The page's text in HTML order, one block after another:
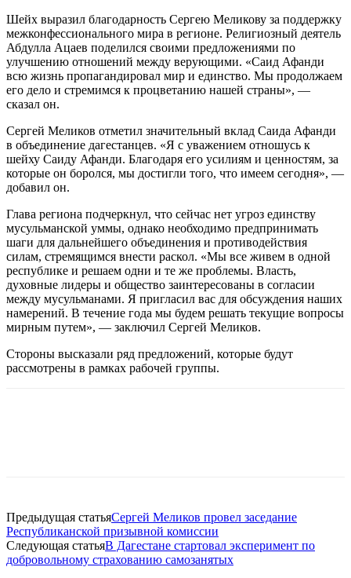
Шейх выразил благодарность Сергею Меликову за поддержку
межконфессионального мира в регионе. Религиозный деятель
Абдулла Ацаев поделился своими предложениями по
улучшению отношений между верующими. «Саид Афанди
всю жизнь пропагандировал мир и единство. Мы продолжаем
его дело и стремимся к процветанию нашей страны», —
сказал он.
Сергей Меликов отметил значительный вклад Саида Афанди
в объединение дагестанцев. «Я с уважением отношусь к
шейху Саиду Афанди. Благодаря его усилиям и ценностям, за
которые он боролся, мы достигли того, что имеем сегодня», —
добавил он.
Глава региона подчеркнул, что сейчас нет угроз единству
мусульманской уммы, однако необходимо предпринимать
шаги для дальнейшего объединения и противодействия
силам, стремящимся внести раскол. «Мы все живем в одной
республике и решаем одни и те же проблемы. Власть,
духовные лидеры и общество заинтересованы в согласии
между мусульманами. Я пригласил вас для обсуждения наших
намерений. В течение года мы будем решать текущие вопросы
мирным путем», — заключил Сергей Меликов.
Стороны высказали ряд предложений, которые будут
рассмотрены в рамках рабочей группы.
Предыдущая статьяСергей Меликов провел заседание
Республиканской призывной комиссии
Следующая статьяВ Дагестане стартовал эксперимент по
добровольному страхованию самозанятых